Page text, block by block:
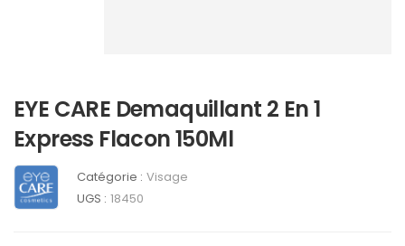
EYE CARE Demaquillant 2 En 1
Express Flacon 150Ml
Catégorie : Visage
UGS : 18450